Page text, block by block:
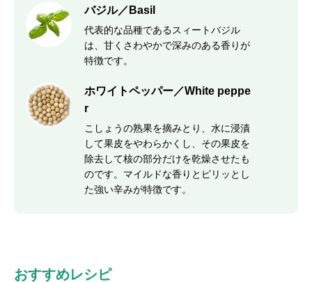
バジル／Basil
代表的な品種であるスィートバジル
は、甘くさわやかで深みのある香りが
特徴です。
ホワイトペッパー／White peppe
r
こしょうの熟果を摘みとり、水に浸漬
して果皮をやわらかくし、その果皮を
除去して核の部分だけを乾燥させたも
のです。マイルドな香りとピリッとし
た強い辛みが特徴です。
おすすめレシピ